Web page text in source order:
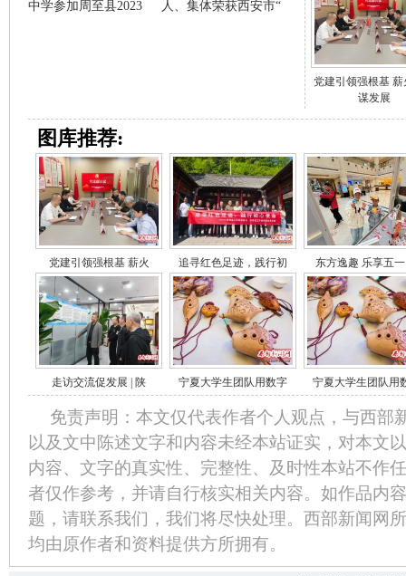
中学参加周至县2023
人、集体荣获西安市“
党建引领强根基 薪
谋发展
图库推荐:
党建引领强根基 薪火 追寻红色足迹，践行初 东方逸趣 乐享五
走访交流促发展 | 陕 宁夏大学生团队用数字 宁夏大学生团队用
免责声明：本文仅代表作者个人观点，与西部
以及文中陈述文字和内容未经本站证实，对本文
内容、文字的真实性、完整性、及时性本站不作
者仅作参考，并请自行核实相关内容。如作品内
题，请联系我们，我们将尽快处理。西部新闻网
均由原作者和资料提供方所拥有。